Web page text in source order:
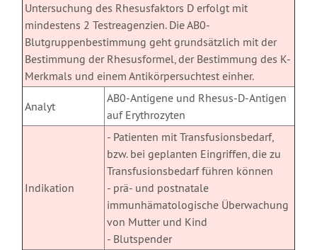
Untersuchung des Rhesusfaktors D erfolgt mit
mindestens 2 Testreagenzien. Die AB0-
Blutgruppenbestimmung geht grundsätzlich mit der
Bestimmung der Rhesusformel, der Bestimmung des K-
Merkmals und einem Antikörpersuchtest einher.
Analyt
AB0-Antigene und Rhesus-D-Antigen
auf Erythrozyten
Indikation
- Patienten mit Transfusionsbedarf,
bzw. bei geplanten Eingriffen, die zu
Transfusionsbedarf führen können
- prä- und postnatale
immunhämatologische Überwachung
von Mutter und Kind
- Blutspender